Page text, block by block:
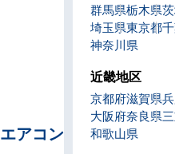
エアコンセンターAC 船橋
群馬県栃木県
埼玉県東京都
神奈川県
近畿地区
京都府滋賀県
大阪府奈良県
和歌山県